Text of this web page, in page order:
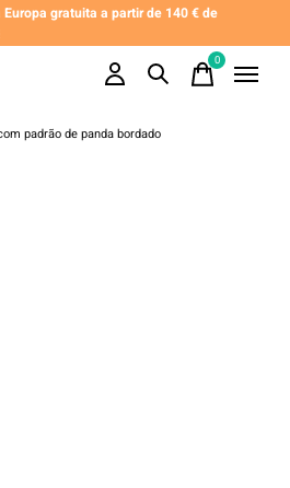
gratuita a partir de 140 € de
0items
padrão de panda bordado